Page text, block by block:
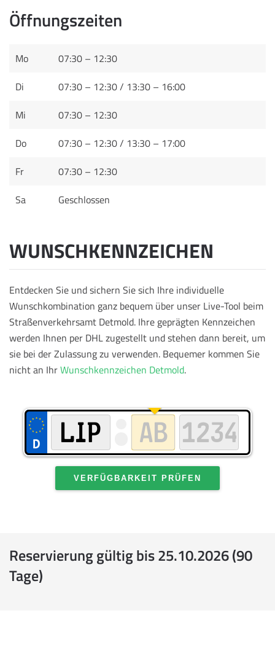
Öffnungszeiten
Mo
07:30 – 12:30
Di
07:30 – 12:30 / 13:30 – 16:00
Mi
07:30 – 12:30
Do
07:30 – 12:30 / 13:30 – 17:00
Fr
07:30 – 12:30
Sa
Geschlossen
WUNSCHKENNZEICHEN
Entdecken Sie und sichern Sie sich Ihre individuelle
Wunschkombination ganz bequem über unser Live-Tool beim
Straßenverkehrsamt Detmold. Ihre geprägten Kennzeichen
werden Ihnen per DHL zugestellt und stehen dann bereit, um
sie bei der Zulassung zu verwenden. Bequemer kommen Sie
nicht an IhrWunschkennzeichen Detmold.
VERFÜGBARKEIT PRÜFEN
Reservierung gültig bis 25.10.2026 (90
Tage)